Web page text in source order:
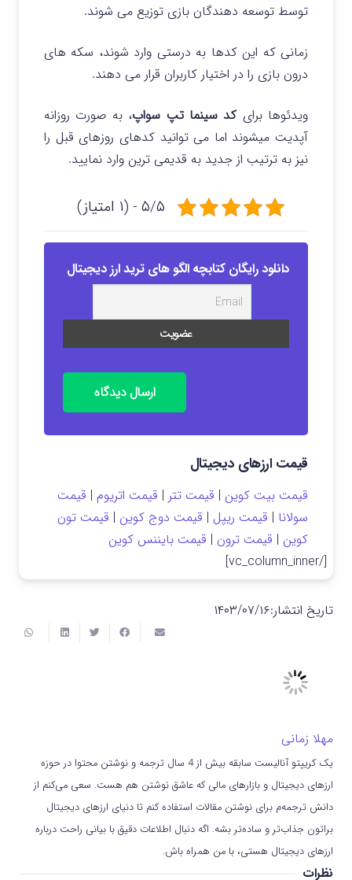
توسط توسعه دهندگان بازی توزیع می شوند.
زمانی که این کدها به درستی وارد شوند، سکه های
درون بازی را در اختیار کاربران قرار می دهند.
ویدئوها برایکد سینما تپ سواپ، به صورت روزانه
آپدیت میشوند اما می توانید کدهای روزهای قبل را
نیز به ترتیب از جدید به قدیمی ترین وارد نمایید.
۵/۵ - (۱ امتیاز)
دانلود رایگان کتابچه الگو های ترید ارز دیجیتال
ارسال دیدگاه
قیمت ارزهای دیجیتال
قیمت بیت کوین | قیمت تتر | قیمت اتریوم | قیمت
سولانا | قیمت ریپل | قیمت دوج کوین | قیمت تون
کوین | قیمت ترون | قیمت بایننس کوین
[/vc_column_inner]
تاریخ انتشار:۱۴۰۳/۰۷/۱۶
مهلا زمانی
یک کریپتو آنالیست سابقه بیش از 4 سال ترجمه و نوشتن محتوا در حوزه
ارزهای دیجیتال و بازارهای مالی که عاشق نوشتن هم هست. سعی می‌کنم از
دانش ترجمه‌م برای نوشتن مقالات استفاده کنم تا دنیای ارزهای دیجیتال
براتون جذاب‌تر و ساده‌تر بشه. اگه دنبال اطلاعات دقیق با بیانی راحت درباره
ارزهای دیجیتال هستی، با من همراه باش.
نظرات